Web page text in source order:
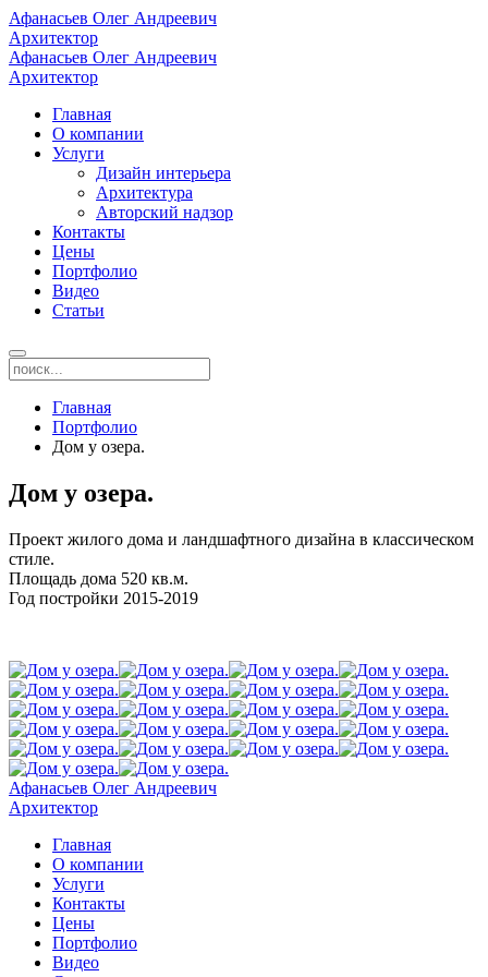
Афанасьев Олег Андреевич
Архитектор
Афанасьев Олег Андреевич
Архитектор
Главная
О компании
Услуги
Дизайн интерьера
Архитектура
Авторский надзор
Контакты
Цены
Портфолио
Видео
Статьи
Главная
Портфолио
Дом у озера.
Дом у озера.
Проект жилого дома и ландшафтного дизайна в классическом
стиле.
Площадь дома 520 кв.м.
Год постройки 2015-2019
Афанасьев Олег Андреевич
Архитектор
Главная
О компании
Услуги
Контакты
Цены
Портфолио
Видео